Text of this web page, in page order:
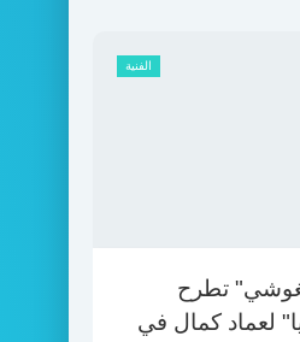
الفنية
تطرح
لعماد كمال في